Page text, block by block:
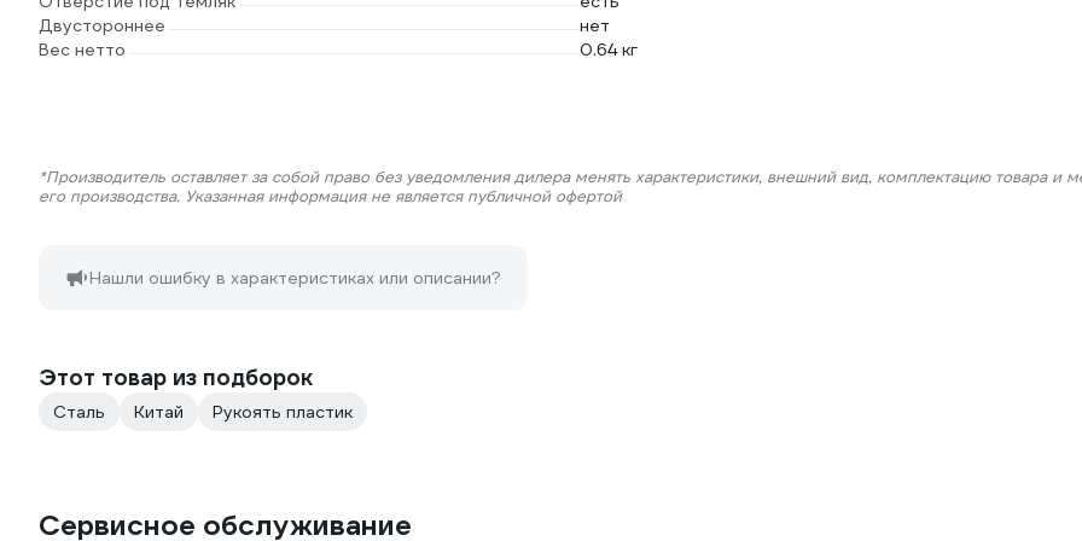
Двустороннее
нет
Вес нетто
0.64 кг
*Производитель оставляет за собой право без уведомления дилера менять характеристики, внешний вид, комплектацию товара и
его производства. Указанная информация не является публичной офертой
Нашли ошибку в характеристиках или описании?
Этот товар из подборок
Сталь Китай Рукоять пластик
Сервисное обслуживание